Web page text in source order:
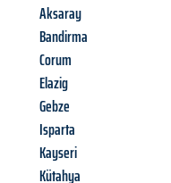
Aksaray
Bandirma
Corum
Elazig
Gebze
Isparta
Kayseri
Kütahya